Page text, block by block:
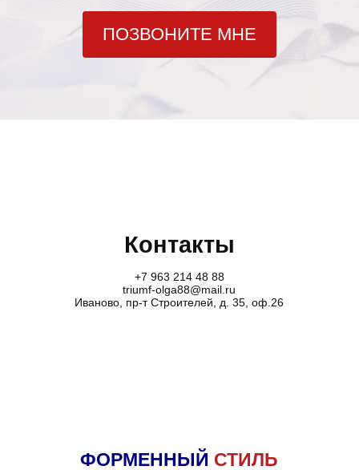
ПОЗВОНИТЕ МНЕ
Контакты
+7 963 214 48 88
triumf-olga88@mail.ru
Иваново, пр-т Строителей, д. 35, оф.26
ФОРМЕННЫЙ СТИЛЬ